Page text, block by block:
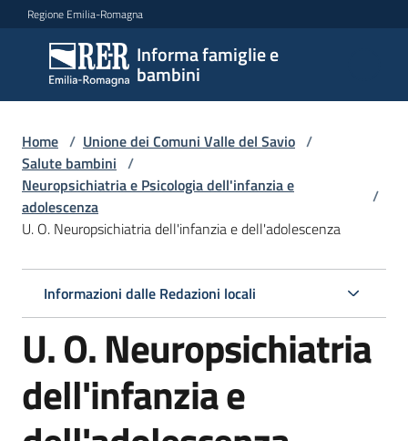
Vai al contenuto
Vai alla navigazione
Vai al footer
Regione Emilia-Romagna
Informa famiglie e
bambini
Informa
famiglie
e
bambini
Argomenti
Servizi
Menu selezionato
Centri
per
famiglie
Home / Unione dei Comuni Valle del Savio /
Salute bambini /
Neuropsichiatria e Psicologia dell'infanzia e
adolescenza
/
U. O. Neuropsichiatria dell'infanzia e dell'adolescenza
Informazioni dalle Redazioni locali
U. O. Neuropsichiatria
dell'infanzia e